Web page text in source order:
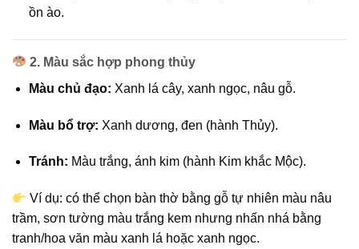
ồn ào.
2. Màu sắc hợp phong thủy
Màu chủ đạo: Xanh lá cây, xanh ngọc, nâu gỗ.
Màu bổ trợ: Xanh dương, đen (hành Thủy).
Tránh: Màu trắng, ánh kim (hành Kim khắc Mộc).
Ví dụ: có thể chọn bàn thờ bằng gỗ tự nhiên màu nâu
trầm, sơn tường màu trắng kem nhưng nhấn nhá bằng
tranh/hoa văn màu xanh lá hoặc xanh ngọc.